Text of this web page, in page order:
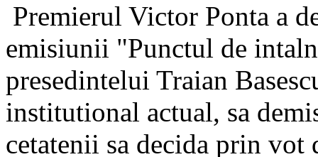
Premierul Victor Ponta a
emisiunii "Punctul de
presedintelui Traian
institutional actual, sa
cetatenii sa decida prin vot